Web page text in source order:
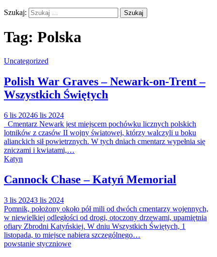
Szukaj:
Tag: Polska
Uncategorized
Polish War Graves – Newark-on-Trent –
Wszystkich Świętych
6 lis 20246 lis 2024
Cmentarz Newark jest miejscem pochówku licznych polskich
lotników z czasów II wojny światowej, którzy walczyli u boku
alianckich sił powietrznych. W tych dniach cmentarz wypełnia się
zniczami i kwiatami,…
Katyn
Cannock Chase – Katyń Memorial
3 lis 20243 lis 2024
Pomnik, położony około pół mili od dwóch cmentarzy wojennych,
w niewielkiej odległości od drogi, otoczony drzewami, upamiętnia
ofiary Zbrodni Katyńskiej. W dniu Wszystkich Świętych, 1
listopada, to miejsce nabiera szczególnego…
powstanie styczniowe